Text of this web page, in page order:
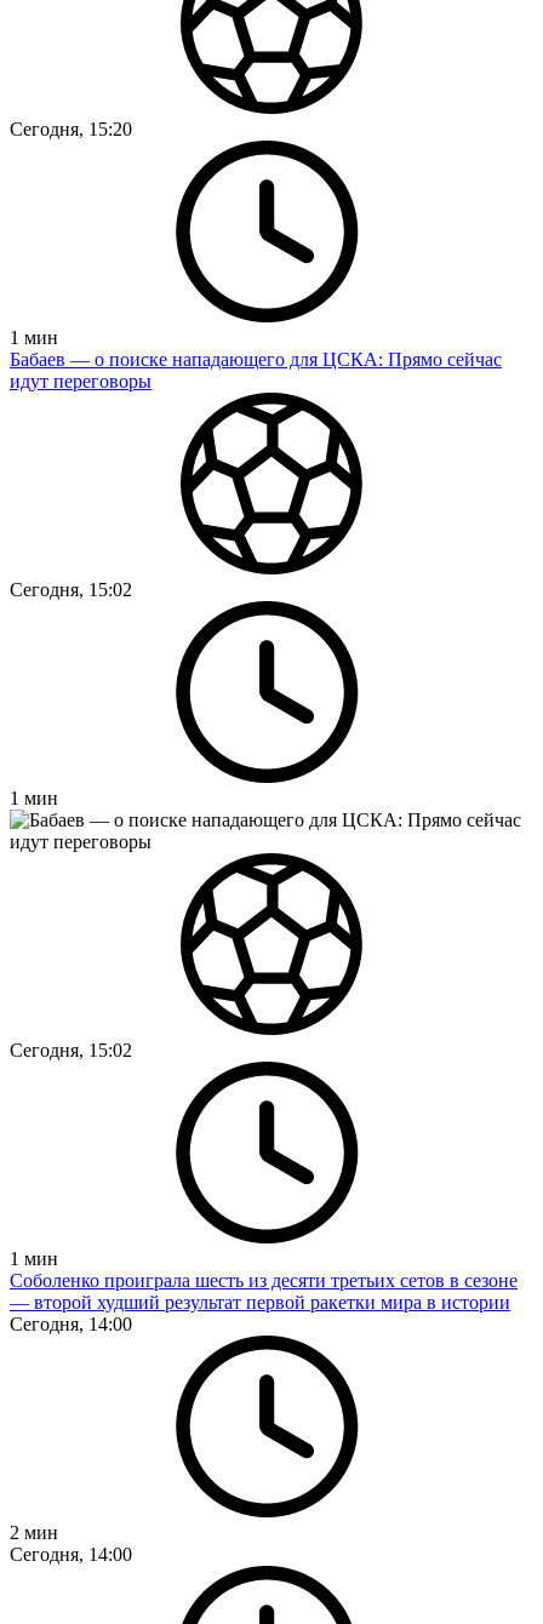
Сегодня, 15:20
1 мин
Бабаев — о поиске нападающего для ЦСКА: Прямо сейчас
идут переговоры
Сегодня, 15:02
1 мин
Сегодня, 15:02
1 мин
Соболенко проиграла шесть из десяти третьих сетов в сезоне
— второй худший результат первой ракетки мира в истории
Сегодня, 14:00
2 мин
Сегодня, 14:00